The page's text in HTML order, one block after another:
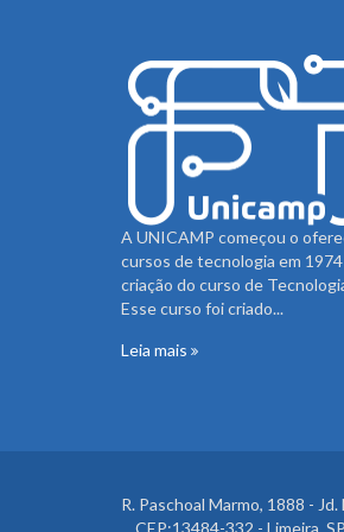
A UNICAMP começou o
cursos de tecnologia em 1974
criação do curso de
Esse curso foi criado...
Leia mais
R. Paschoal Marmo, 1888 -
CEP:13484-332 - Limeira, SP